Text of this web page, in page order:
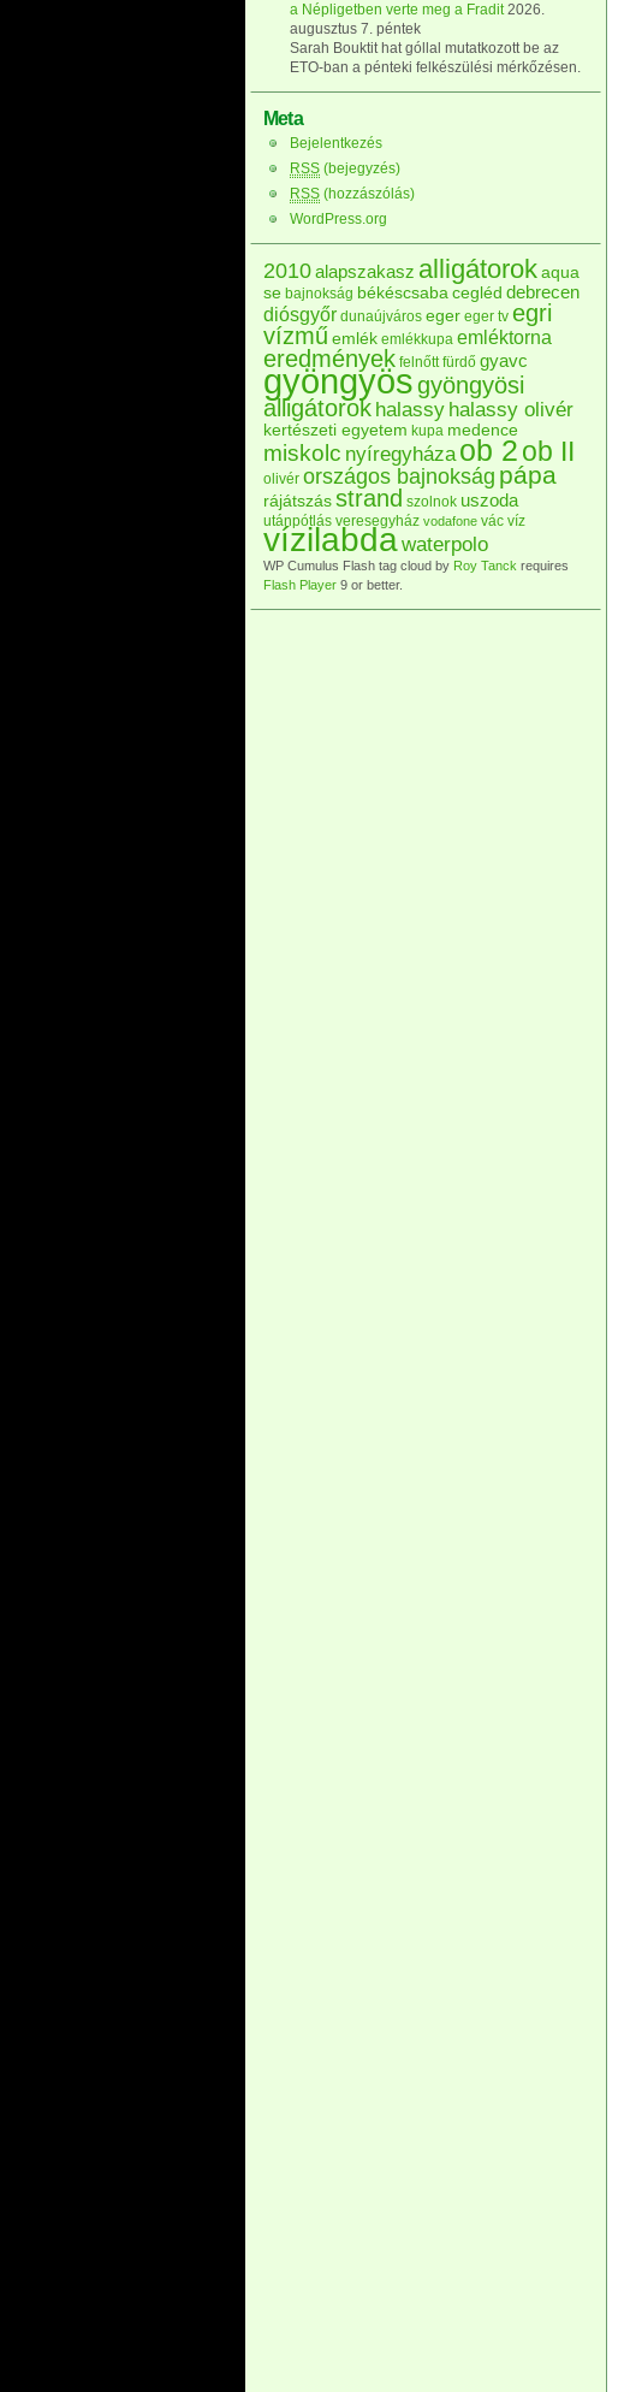
a Népligetben verte meg a Fradit 2026.
augusztus 7. péntek
Sarah Bouktit hat góllal mutatkozott be az
ETO-ban a pénteki felkészülési mérkőzésen.
Meta
Bejelentkezés
RSS (bejegyzés)
RSS (hozzászólás)
WordPress.org
2010alapszakasz alligátorokaqua
se bajnokság békéscsaba cegléd debrecen
diósgyőr dunaújváros eger eger tv egri
vízműemlék emlékkupa emléktorna
eredmények felnőtt fürdő gyavc
gyöngyösgyöngyösi
alligátorok halassy halassy olivér
kertészeti egyetem kupa medence
miskolc nyíregyháza ob 2ob II
olivér országos bajnokság pápa
rájátszás strand szolnok uszoda
utánpótlás veresegyház vodafone vác víz
vízilabdawaterpolo
WP Cumulus Flash tag cloud by Roy Tanck requires
Flash Player 9 or better.